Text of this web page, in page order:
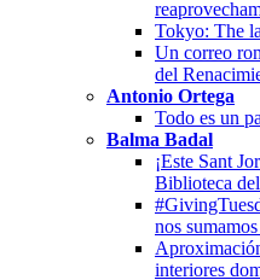
Tokyo: The
Un correo
del
Antonio Ortega
Todo es un
Balma Badal
¡Este Sant
Biblioteca
nos
interiores